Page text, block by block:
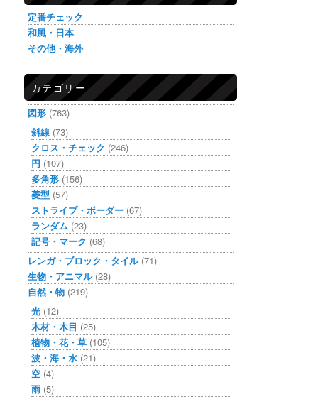
定番チェック
和風・日本
その他・海外
カテゴリー
図形 (763)
斜線 (73)
クロス・チェック (246)
円 (107)
多角形 (156)
菱型 (57)
ストライプ・ボーダー (67)
ランダム (23)
記号・マーク (68)
レンガ・ブロック・タイル(71)
生物・アニマル(28)
自然・物 (219)
光 (12)
木材・木目 (25)
植物・花・草 (105)
波・海・水 (21)
空 (4)
雨 (5)